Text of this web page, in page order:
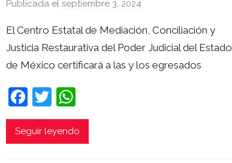
Publicada elseptiembre 3, 2024
r
S
í
El Centro Estatal de Mediación, Conciliación y
Justicia Restaurativa del Poder Judicial del Estado
de México certificará a las y los egresados
F
a
c
T
w
itt
h
at
Seguir leyendo